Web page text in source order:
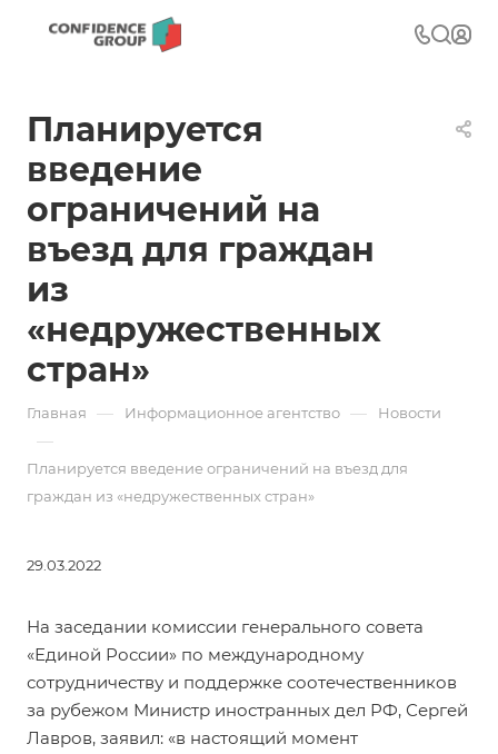
Планируется
введение
ограничений на
въезд для граждан
из
«недружественных
стран»
Главная — Информационное агентство — Новости
—
Планируется введение ограничений на въезд для
граждан из «недружественных стран»
29.03.2022
На заседании комиссии генерального совета
«Единой России» по международному
сотрудничеству и поддержке соотечественников
за рубежом Министр иностранных дел РФ, Сергей
Лавров, заявил: «в настоящий момент